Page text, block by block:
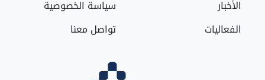
الأخبار
الفعاليات
سياسة الخصوصية
تواصل معنا